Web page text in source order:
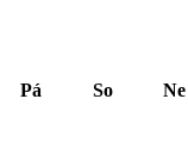
Pá So
Ne